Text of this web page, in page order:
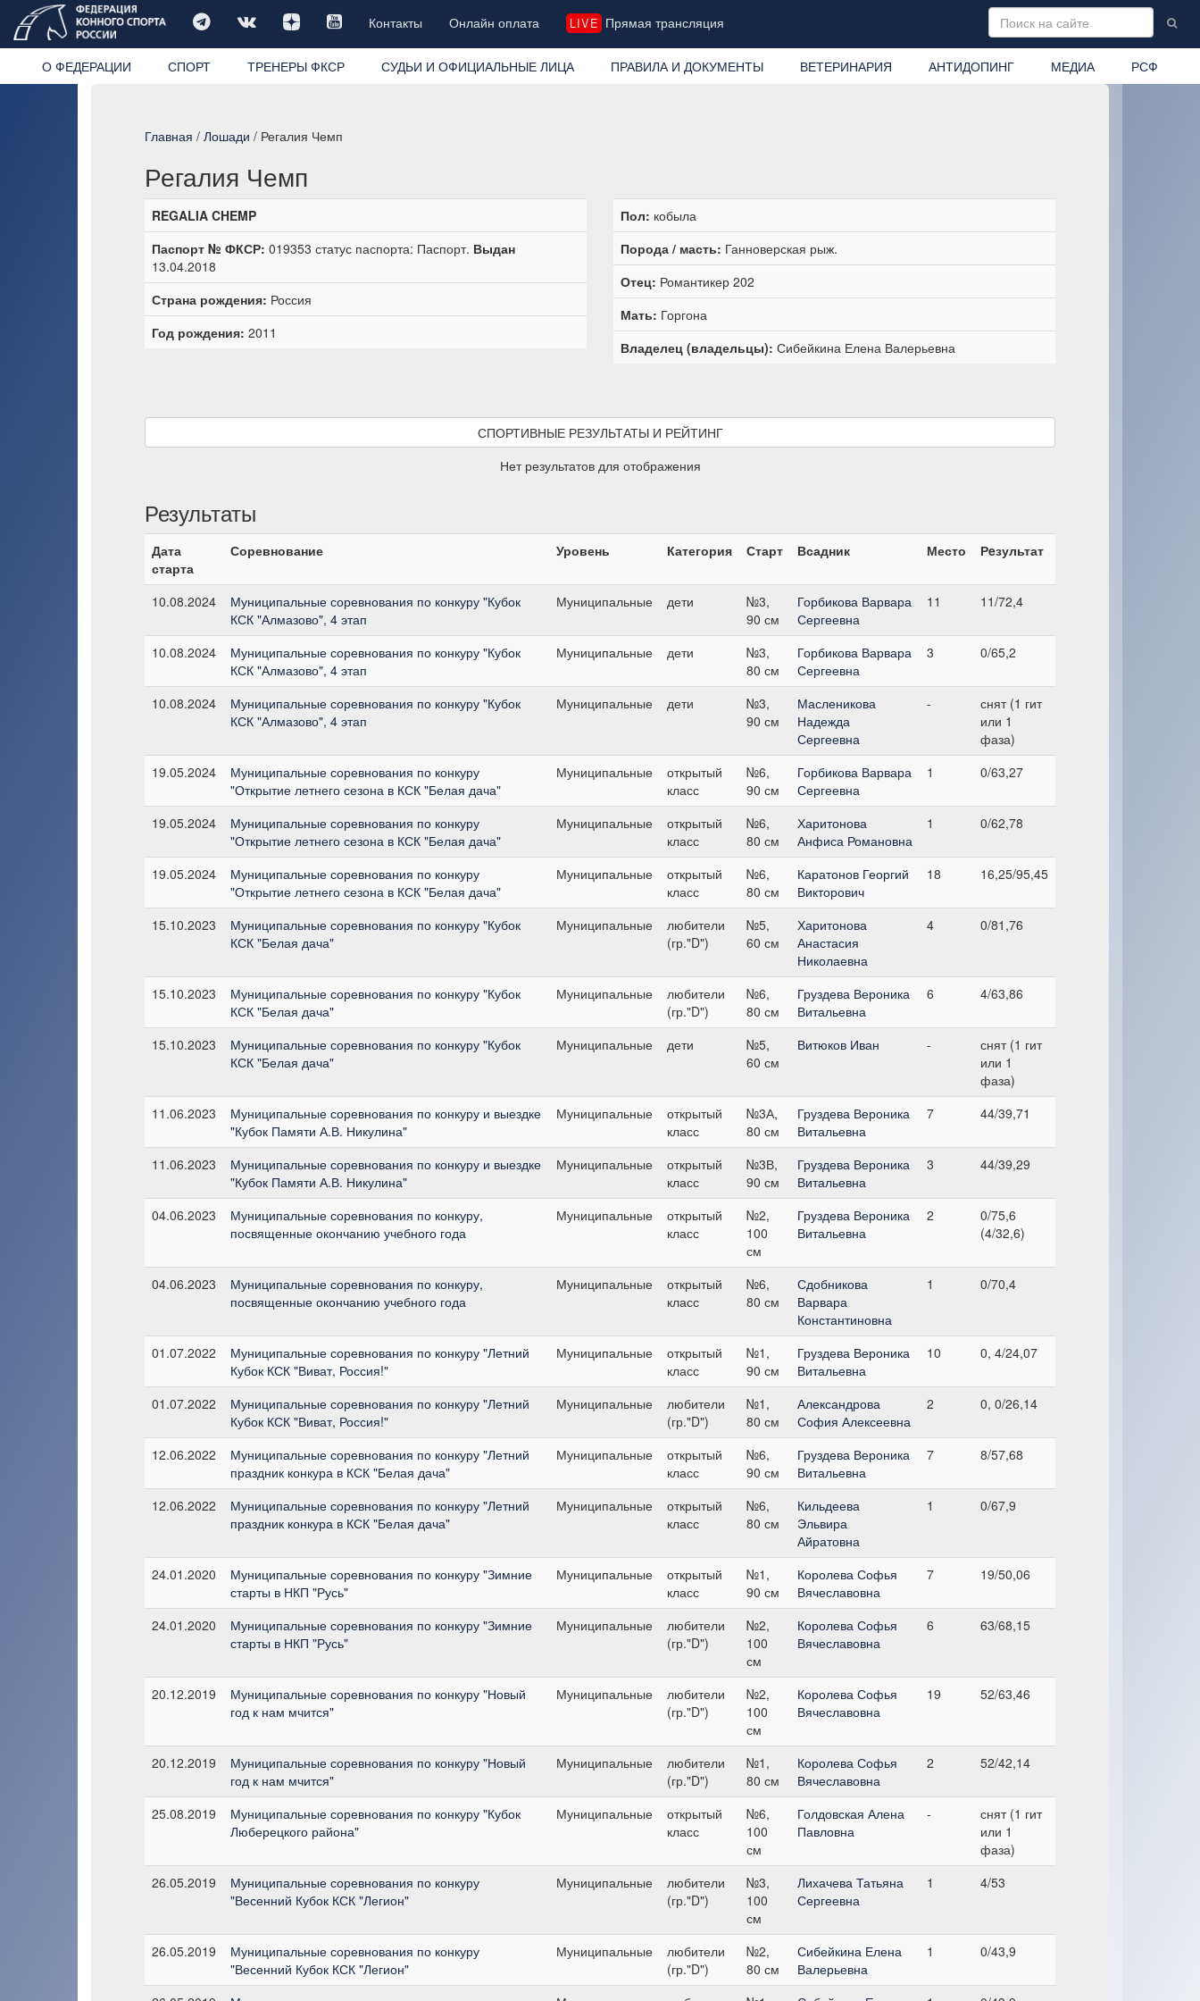
Контакты Онлайн оплата LIVE Прямая трансляция
О ФЕДЕРАЦИИ СПОРТ ТРЕНЕРЫ ФКСР СУДЬИ И ОФИЦИАЛЬНЫЕ ЛИЦА ПРАВИЛА И ДОКУМЕНТЫ ВЕТЕРИНАРИЯ АНТИДОПИНГ МЕДИА РСФ
Главная / Лошади / Регалия Чемп
Регалия Чемп
REGALIA CHEMP
Паспорт № ФКСР: 019353 статус паспорта: Паспорт. Выдан
13.04.2018
Страна рождения: Россия
Год рождения: 2011
Пол: кобыла
Порода / масть: Ганноверская рыж.
Отец: Романтикер 202
Мать: Горгона
Владелец (владельцы): Сибейкина Елена Валерьевна
СПОРТИВНЫЕ РЕЗУЛЬТАТЫ И РЕЙТИНГ
Нет результатов для отображения
Результаты
Дата
старта
Соревнование Уровень Категория Старт Всадник Место Рeзультат
10.08.2024
Муниципальные соревнования по конкуру "Кубок
КСК "Алмазово", 4 этап
Муниципальные дети
№3,
90 см
Горбикова Варвара
Сергеевна
11 11/72,4
10.08.2024
Муниципальные соревнования по конкуру "Кубок
КСК "Алмазово", 4 этап
Муниципальные дети
№3,
80 см
Горбикова Варвара
Сергеевна
3 0/65,2
10.08.2024
Муниципальные соревнования по конкуру "Кубок
КСК "Алмазово", 4 этап
Муниципальные дети
№3,
90 см
Масленикова
Надежда
Сергеевна
-
снят (1 гит
или 1
фаза)
19.05.2024
Муниципальные соревнования по конкуру
"Открытие летнего сезона в КСК "Белая дача"
Муниципальные
открытый
класс
№6,
90 см
Горбикова Варвара
Сергеевна
1 0/63,27
19.05.2024
Муниципальные соревнования по конкуру
"Открытие летнего сезона в КСК "Белая дача"
Муниципальные
открытый
класс
№6,
80 см
Харитонова
Анфиса Романовна
1 0/62,78
19.05.2024
Муниципальные соревнования по конкуру
"Открытие летнего сезона в КСК "Белая дача"
Муниципальные
открытый
класс
№6,
80 см
Каратонов Георгий
Викторович
18 16,25/95,45
15.10.2023
Муниципальные соревнования по конкуру "Кубок
КСК "Белая дача"
Муниципальные
любители
(гр."D")
№5,
60 см
Харитонова
Анастасия
Николаевна
4 0/81,76
15.10.2023
Муниципальные соревнования по конкуру "Кубок
КСК "Белая дача"
Муниципальные
любители
(гр."D")
№6,
80 см
Груздева Вероника
Витальевна
6 4/63,86
15.10.2023
Муниципальные соревнования по конкуру "Кубок
КСК "Белая дача"
Муниципальные дети
№5,
60 см
Витюков Иван -
снят (1 гит
или 1
фаза)
11.06.2023
Муниципальные соревнования по конкуру и выездке
"Кубок Памяти А.В. Никулина"
Муниципальные
открытый
класс
№3А,
80 см
Груздева Вероника
Витальевна
7 44/39,71
11.06.2023
Муниципальные соревнования по конкуру и выездке
"Кубок Памяти А.В. Никулина"
Муниципальные
открытый
класс
№3В,
90 см
Груздева Вероника
Витальевна
3 44/39,29
04.06.2023
Муниципальные соревнования по конкуру,
посвященные окончанию учебного года
Муниципальные
открытый
класс
№2,
100
см
Груздева Вероника
Витальевна
2
0/75,6
(4/32,6)
04.06.2023
Муниципальные соревнования по конкуру,
посвященные окончанию учебного года
Муниципальные
открытый
класс
№6,
80 см
Сдобникова
Варвара
Константиновна
1 0/70,4
01.07.2022
Муниципальные соревнования по конкуру "Летний
Кубок КСК "Виват, Россия!"
Муниципальные
открытый
класс
№1,
90 см
Груздева Вероника
Витальевна
10 0, 4/24,07
01.07.2022
Муниципальные соревнования по конкуру "Летний
Кубок КСК "Виват, Россия!"
Муниципальные
любители
(гр."D")
№1,
80 см
Александрова
София Алексеевна
2 0, 0/26,14
12.06.2022
Муниципальные соревнования по конкуру "Летний
праздник конкура в КСК "Белая дача"
Муниципальные
открытый
класс
№6,
90 см
Груздева Вероника
Витальевна
7 8/57,68
12.06.2022
Муниципальные соревнования по конкуру "Летний
праздник конкура в КСК "Белая дача"
Муниципальные
открытый
класс
№6,
80 см
Кильдеева
Эльвира
Айратовна
1 0/67,9
24.01.2020
Муниципальные соревнования по конкуру "Зимние
старты в НКП "Русь"
Муниципальные
открытый
класс
№1,
90 см
Королева Софья
Вячеславовна
7 19/50,06
24.01.2020
Муниципальные соревнования по конкуру "Зимние
старты в НКП "Русь"
Муниципальные
любители
(гр."D")
№2,
100
см
Королева Софья
Вячеславовна
6 63/68,15
20.12.2019
Муниципальные соревнования по конкуру "Новый
год к нам мчится"
Муниципальные
любители
(гр."D")
№2,
100
см
Королева Софья
Вячеславовна
19 52/63,46
20.12.2019
Муниципальные соревнования по конкуру "Новый
год к нам мчится"
Муниципальные
любители
(гр."D")
№1,
80 см
Королева Софья
Вячеславовна
2 52/42,14
25.08.2019
Муниципальные соревнования по конкуру "Кубок
Люберецкого района"
Муниципальные
открытый
класс
№6,
100
см
Голдовская Алена
Павловна
-
снят (1 гит
или 1
фаза)
26.05.2019
Муниципальные соревнования по конкуру
"Весенний Кубок КСК "Легион"
Муниципальные
любители
(гр."D")
№3,
100
см
Лихачева Татьяна
Сергеевна
1 4/53
26.05.2019
Муниципальные соревнования по конкуру
"Весенний Кубок КСК "Легион"
Муниципальные
любители
(гр."D")
№2,
80 см
Сибейкина Елена
Валерьевна
1 0/43,9